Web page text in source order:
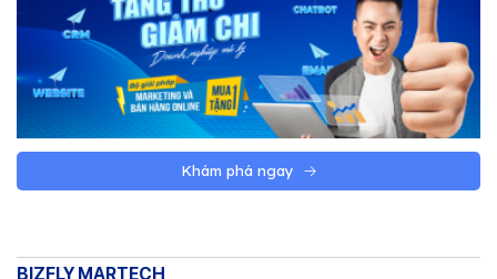
Khám phá ngay
BIZFLY MARTECH